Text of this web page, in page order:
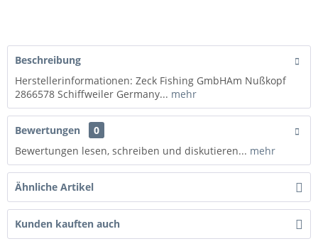
Beschreibung
Herstellerinformationen: Zeck Fishing GmbHAm Nußkopf
2866578 Schiffweiler Germany... mehr
Bewertungen
0
Bewertungen lesen, schreiben und diskutieren... mehr
Ähnliche Artikel
Kunden kauften auch